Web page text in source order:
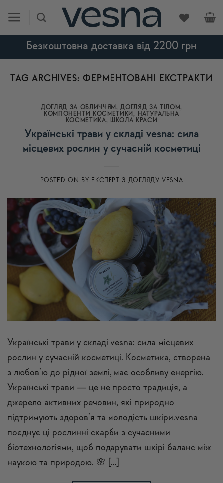
content
Безкоштовна доставка від 2200 грн
TAG ARCHIVES: ФЕРМЕНТОВАНІ ЕКСТРАКТИ
ДОГЛЯД ЗА ОБЛИЧЧЯМ ,ДОГЛЯД ЗА ТІЛОМ ,
КОМПОНЕНТИ КОСМЕТИКИ ,
НАТУРАЛЬНА
КОСМЕТИКА, ШКОЛА КРАСИ
Українські трави у складі vesna: сила
місцевих рослин у сучасній косметиці
POSTED ON BY ЕКСПЕРТ З ДОГЛЯДУ VESNA
Українські трави у складі vesna: сила місцевих
рослин у сучасній косметиці. Косметика, створена
з любов’ю до рідної землі, має особливу енергію.
Українські трави — це не просто традиція, а
джерело активних речовин, які природно
підтримують здоров’я та молодість шкіри.vesna
поєднує ці рослинні скарби з сучасними
біотехнологіями, щоб подарувати шкірі баланс між
наукою та природою. 🌸 […]